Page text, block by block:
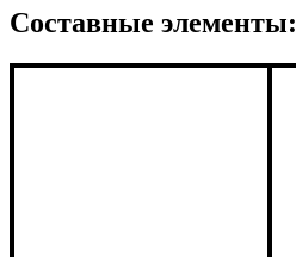
Составные элементы: